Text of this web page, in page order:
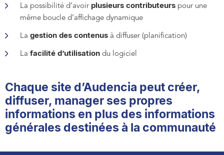
La possibilité d’avoir plusieurs contributeurs pour une
même boucle d’affichage dynamique
La gestion des contenus à diffuser (planification)
La facilité d’utilisation du logiciel
Chaque site d’Audencia peut créer,
diffuser, manager ses propres
informations en plus des informations
générales destinées à la communauté